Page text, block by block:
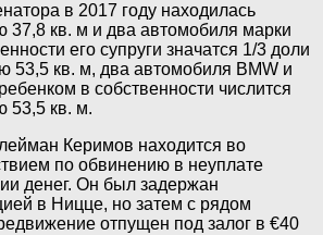
в 2017 году находилась
37,8 кв. м и два автомобиля марки
его супруги значатся 1/3 доли
53,5 кв. м, два автомобиля BMW и
в собственности числится
53,5 кв. м.
Керимов находится во
по обвинению в неуплате
денег. Он был задержан
в Ницце, но затем с рядом
отпущен под залог в €40